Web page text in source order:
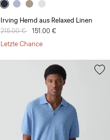
Irving Hemd aus Relaxed Linen
Preis reduziert von
215.00 € auf
151.00 €
Letzte Chance